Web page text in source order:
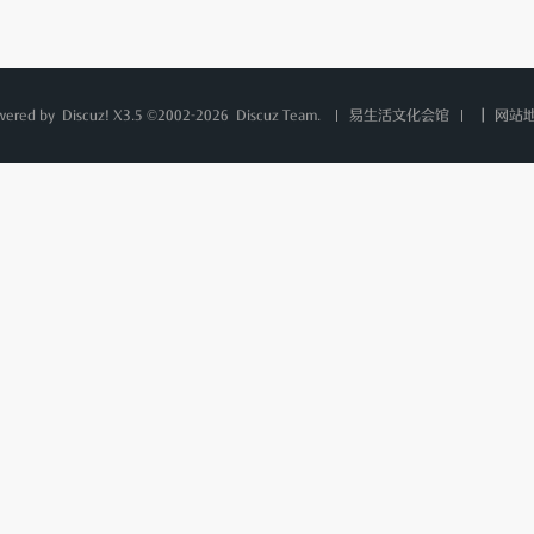
by Discuz! X3.5 ©2002-2026 Discuz Team. 易生活文化会馆 网站